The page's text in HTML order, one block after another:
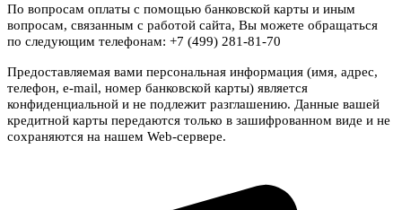
По вопросам оплаты с помощью банковской карты и иным
вопросам, связанным с работой сайта, Вы можете обращаться
по следующим телефонам: +7 (499) 281-81-70
Предоставляемая вами персональная информация (имя, адрес,
телефон, e-mail, номер банковской карты) является
конфиденциальной и не подлежит разглашению. Данные вашей
кредитной карты передаются только в зашифрованном виде и не
сохраняются на нашем Web-сервере.